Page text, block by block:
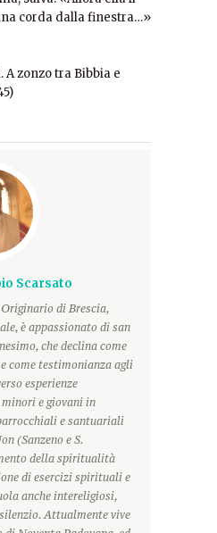
corda dalla finestra…»
zonzo tra Bibbia e
Scarsato
Originario di Brescia,
è appassionato di san
che declina come
come testimonianza agli
esperienze
e giovani in
e santuariali
(Sanzeno e S.
della spiritualità
di esercizi spirituali e
anche intereligiosi,
Attualmente vive